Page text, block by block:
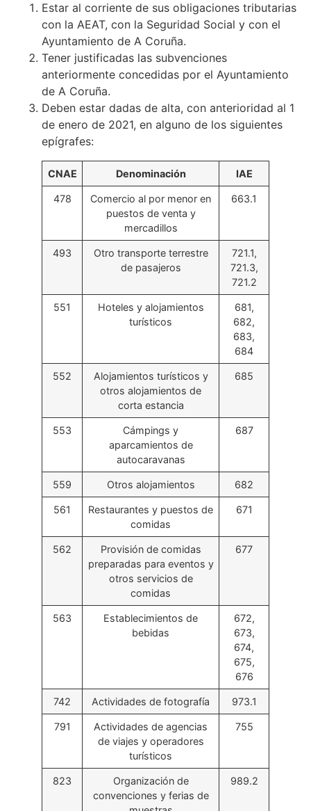
Estar al corriente de sus obligaciones tributarias
con la AEAT, con la Seguridad Social y con el
Ayuntamiento de A Coruña.
Tener justificadas las subvenciones
anteriormente concedidas por el Ayuntamiento
de A Coruña.
Deben estar dadas de alta, con anterioridad al 1
de enero de 2021, en alguno de los siguientes
epígrafes:
CNAE Denominación IAE
478
Comercio al por menor en
puestos de venta y
mercadillos
663.1
493
Otro transporte terrestre
de pasajeros
721.1,
721.3,
721.2
551
Hoteles y alojamientos
turísticos
681,
682,
683,
684
552
Alojamientos turísticos y
otros alojamientos de
corta estancia
685
553
Cámpings y
aparcamientos de
autocaravanas
687
559 Otros alojamientos 682
561
Restaurantes y puestos de
comidas
671
562
Provisión de comidas
preparadas para eventos y
otros servicios de
comidas
677
563
Establecimientos de
bebidas
672,
673,
674,
675,
676
742 Actividades de fotografía 973.1
791
Actividades de agencias
de viajes y operadores
turísticos
755
823
Organización de
convenciones y ferias de
989.2